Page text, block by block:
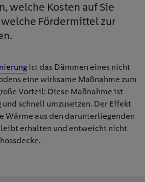
welche Kosten auf Sie
Fördermittel zur
ist das Dämmen eines nicht
eine wirksame Maßnahme zum
Vorteil: Diese Maßnahme ist
und schnell umzusetzen. Der Effekt
Wärme aus den darunterliegenden
erhalten und entweicht nicht
.